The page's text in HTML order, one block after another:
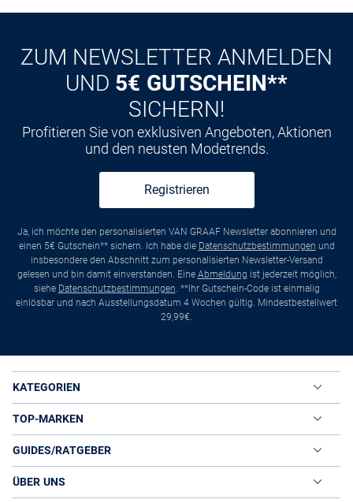
ZUM NEWSLETTER ANMELDEN
UND 5€ GUTSCHEIN**
SICHERN!
Profitieren Sie von exklusiven Angeboten, Aktionen
und den neusten Modetrends.
Registrieren
Ja, ich möchte den personalisierten VAN GRAAF Newsletter abonnieren und
einen 5€ Gutschein** sichern. Ich habe die Datenschutzbestimmungen und
insbesondere den Abschnitt zum personalisierten Newsletter-Versand
gelesen und bin damit einverstanden. Eine Abmeldung ist jederzeit möglich,
siehe Datenschutzbestimmungen . **Ihr Gutschein-Code ist einmalig
einlösbar und nach Ausstellungsdatum 4 Wochen gültig. Mindestbestellwert
29,99€.
KATEGORIEN
TOP-MARKEN
GUIDES/RATGEBER
ÜBER UNS